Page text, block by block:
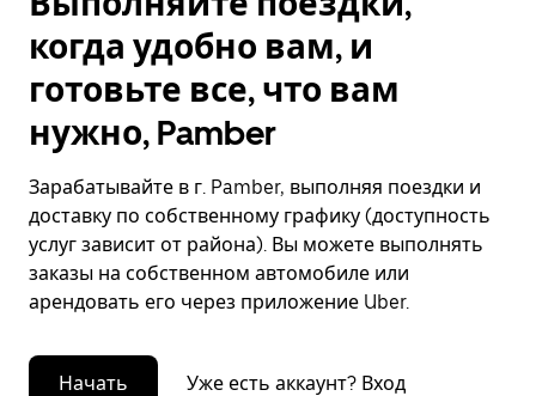
когда удобно вам, и
готовьте все, что вам
нужно, Pamber
Зарабатывайте в г. Pamber, выполняя поездки и
доставку по собственному графику (доступность
услуг зависит от района). Вы можете выполнять
заказы на собственном автомобиле или
арендовать его через приложение Uber.
Начать Уже есть аккаунт? Вход